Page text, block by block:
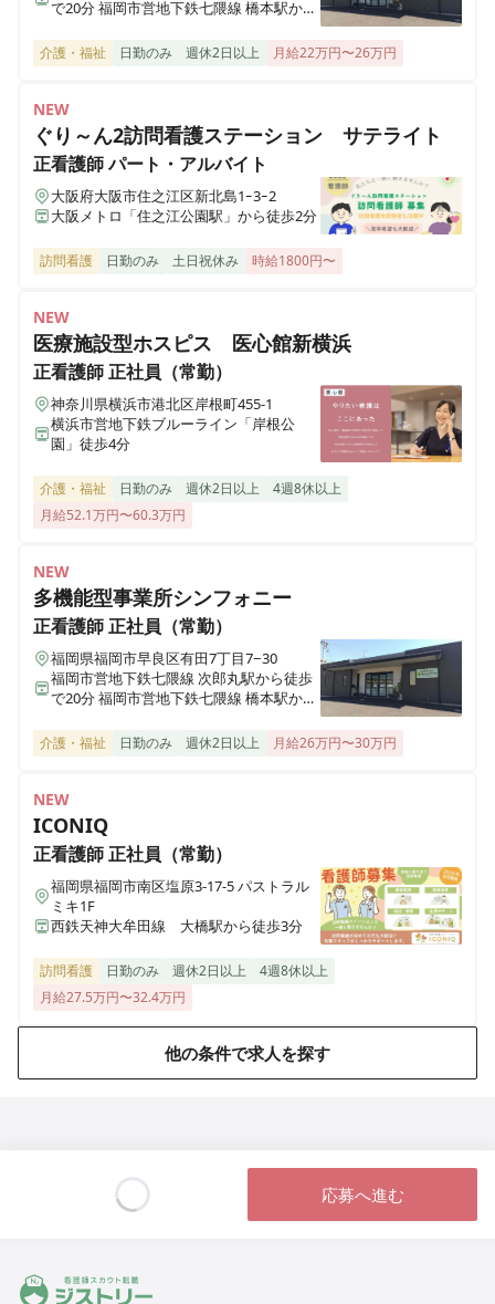
【鳥栖｜非常勤】リニューアルしたばかりの急性期病院
にて巡回健康診断業務及び院内健康診断のお仕事♪
正看護師 パート・アルバイト
【鳥栖｜夜勤専従・非常勤・病棟】令和3年HCUや手術
室の増築・リハビリ室リニューアル！小児科外来もオー
プンし更なる地域医療発展に貢献・進化し続ける急性期
病院でのお仕事♪
正看護師
【鳥栖｜常勤・外来｜寮・保育園・送迎バスあり◎】令
和3年HCUや手術室の増築・リハビリ室リニューアル！
小児科外来もオープンし更なる地域医療発展に貢献・進
化し続ける急性期病院でのお仕事♪
正看護師 正社員（常勤）
【鳥栖｜常勤・手術室勤務｜寮・保育園・送迎バスあり
アル！小児科外来もオープンし更なる地域医療発展に貢
献・進化し続ける急性期病院でのお仕事♪
正看護師 正社員（常勤）
【鳥栖｜常勤｜寮・保育園・送迎バスあり◎】地域医療
発展に貢献・進化し続ける急性期病院内「血液浄化セン
ター」おける透析看護のお仕事♪
で20分 福岡市営地下鉄七隈線 橋本駅から
介護・福祉 日勤のみ 週休2日以上 月給22万円〜26万円
NEW
ぐり～ん2訪問看護ステーション サテライト
正看護師パート・アルバイト
大阪府大阪市住之江区新北島1ｰ3ｰ2
大阪メトロ「住之江公園駅」から徒歩2分
訪問看護 日勤のみ 土日祝休み 時給1800円〜
NEW
医療施設型ホスピス 医心館新横浜
正看護師正社員（常勤）
神奈川県横浜市港北区岸根町455-1
横浜市営地下鉄ブルーライン「岸根公
園」徒歩4分
介護・福祉 日勤のみ 週休2日以上
4週8休以上
月給52.1万円〜60.3万円
NEW
多機能型事業所シンフォニー
正看護師正社員（常勤）
福岡県福岡市早良区有田7丁目7−30
福岡市営地下鉄七隈線 次郎丸駅から徒歩
で20分 福岡市営地下鉄七隈線 橋本駅から
介護・福祉 日勤のみ 週休2日以上 月給26万円〜30万円
NEW
ICONIQ
正看護師正社員（常勤）
福岡県福岡市南区塩原3-17-5 パストラル
ミキ1F
西鉄天神大牟田線 大橋駅から徒歩3分
訪問看護 日勤のみ 週休2日以上
4週8休以上
月給27.5万円〜32.4万円
他の条件で求人を探す
応募へ進む
ジストリー 看護師の転職マッチング